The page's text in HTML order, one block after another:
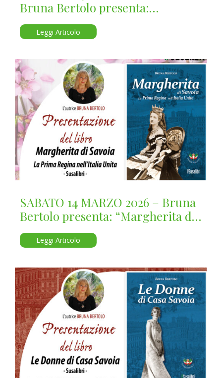
Bruna Bertolo presenta:
“Margherita di Savoia”
Leggi Articolo
SABATO 14 MARZO 2026 – Bruna
Bertolo presenta: “Margherita di
Savoia”
Leggi Articolo